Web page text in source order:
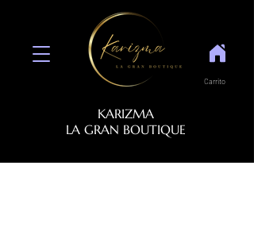
KARIZMA
LA GRAN BOUTIQUE
Carrito